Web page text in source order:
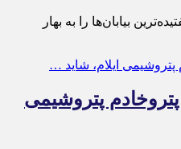
بیابان‌ها را به بهار
پتروشیمی